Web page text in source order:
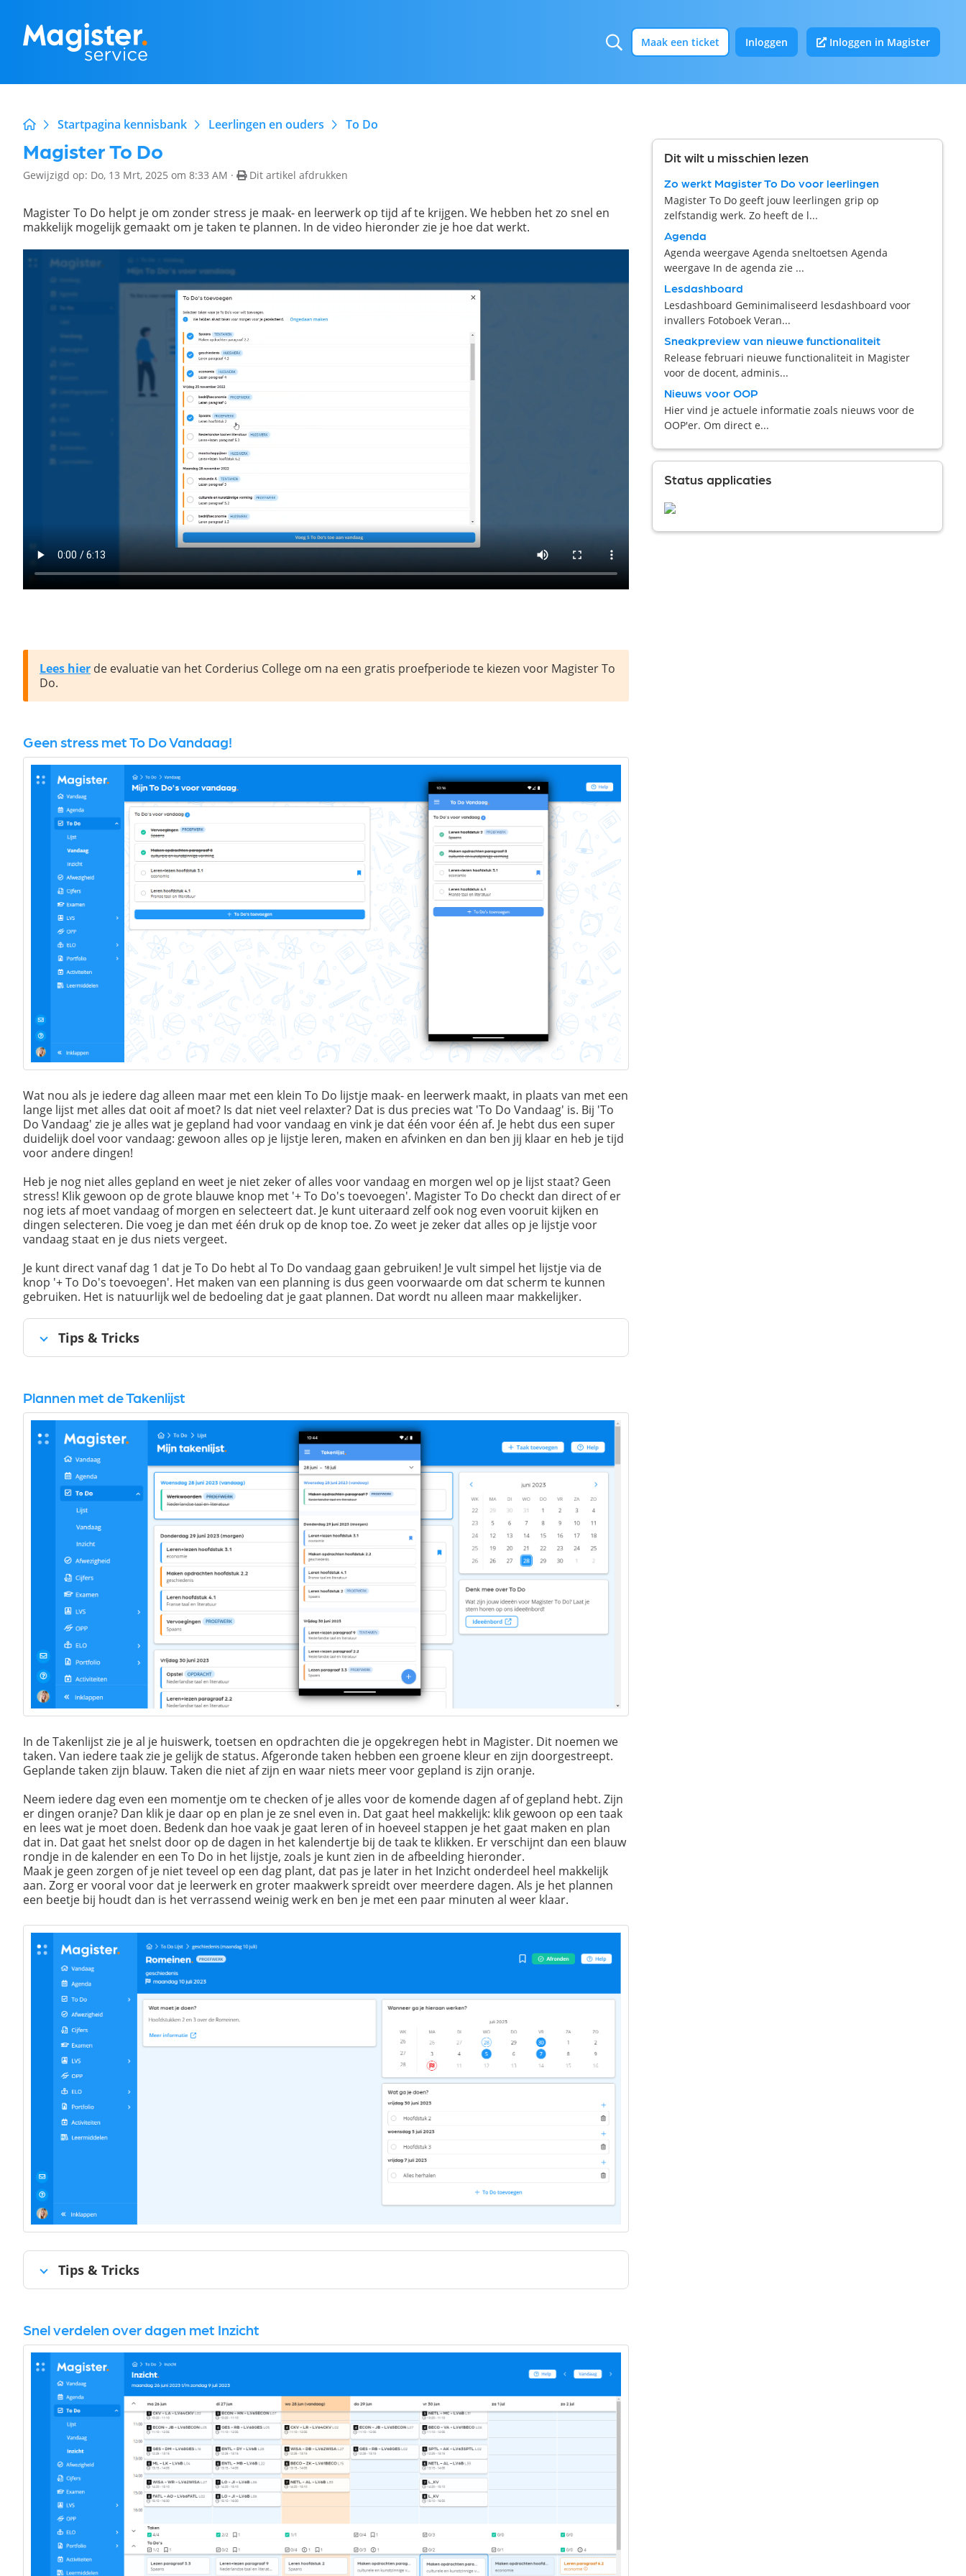
Maak een ticket Inloggen Inloggen in Magister
Startpagina kennisbank Leerlingen en ouders To Do
Magister To Do
Gewijzigd op: Do, 13 Mrt, 2025 om 8:33 AM · Dit artikel afdrukken
Magister To Do helpt je om zonder stress je maak- en leerwerk op tijd af te krijgen. We hebben het zo snel en
makkelijk mogelijk gemaakt om je taken te plannen. In de video hieronder zie je hoe dat werkt.
Lees hier de evaluatie van het Corderius College om na een gratis proefperiode te kiezen voor Magister To
Do.
Geen stress met To Do Vandaag!
Wat nou als je iedere dag alleen maar met een klein To Do lijstje maak- en leerwerk maakt, in plaats van met een
lange lijst met alles dat ooit af moet? Is dat niet veel relaxter? Dat is dus precies wat 'To Do Vandaag' is. Bij 'To
Do Vandaag' zie je alles wat je gepland had voor vandaag en vink je dat één voor één af. Je hebt dus een super
duidelijk doel voor vandaag: gewoon alles op je lijstje leren, maken en afvinken en dan ben jij klaar en heb je tijd
voor andere dingen!
Heb je nog niet alles gepland en weet je niet zeker of alles voor vandaag en morgen wel op je lijst staat? Geen
stress! Klik gewoon op de grote blauwe knop met '+ To Do's toevoegen'. Magister To Do checkt dan direct of er
nog iets af moet vandaag of morgen en selecteert dat. Je kunt uiteraard zelf ook nog even vooruit kijken en
dingen selecteren. Die voeg je dan met één druk op de knop toe. Zo weet je zeker dat alles op je lijstje voor
vandaag staat en je dus niets vergeet.
Je kunt direct vanaf dag 1 dat je To Do hebt al To Do vandaag gaan gebruiken! Je vult simpel het lijstje via de
knop '+ To Do's toevoegen'. Het maken van een planning is dus geen voorwaarde om dat scherm te kunnen
gebruiken. Het is natuurlijk wel de bedoeling dat je gaat plannen. Dat wordt nu alleen maar makkelijker.
Tips & Tricks
Plannen met de Takenlijst
In de Takenlijst zie je al je huiswerk, toetsen en opdrachten die je opgekregen hebt in Magister. Dit noemen we
taken. Van iedere taak zie je gelijk de status. Afgeronde taken hebben een groene kleur en zijn doorgestreept.
Geplande taken zijn blauw. Taken die niet af zijn en waar niets meer voor gepland is zijn oranje.
Neem iedere dag even een momentje om te checken of je alles voor de komende dagen af of gepland hebt. Zijn
er dingen oranje? Dan klik je daar op en plan je ze snel even in. Dat gaat heel makkelijk: klik gewoon op een taak
en lees wat je moet doen. Bedenk dan hoe vaak je gaat leren of in hoeveel stappen je het gaat maken en plan
dat in. Dat gaat het snelst door op de dagen in het kalendertje bij de taak te klikken. Er verschijnt dan een blauw
rondje in de kalender en een To Do in het lijstje, zoals je kunt zien in de afbeelding hieronder.
Maak je geen zorgen of je niet teveel op een dag plant, dat pas je later in het Inzicht onderdeel heel makkelijk
aan. Zorg er vooral voor dat je leerwerk en groter maakwerk spreidt over meerdere dagen. Als je het plannen
een beetje bij houdt dan is het verrassend weinig werk en ben je met een paar minuten al weer klaar.
Tips & Tricks
Snel verdelen over dagen met Inzicht
Dit wilt u misschien lezen
Zo werkt Magister To Do voor leerlingen
Magister To Do geeft jouw leerlingen grip op
zelfstandig werk. Zo heeft de l...
Agenda
Agenda weergave Agenda sneltoetsen Agenda
weergave In de agenda zie ...
Lesdashboard
Lesdashboard Geminimaliseerd lesdashboard voor
invallers Fotoboek Veran...
Sneakpreview van nieuwe functionaliteit
Release februari nieuwe functionaliteit in Magister
voor de docent, adminis...
Nieuws voor OOP
Hier vind je actuele informatie zoals nieuws voor de
OOP'er. Om direct e...
Status applicaties